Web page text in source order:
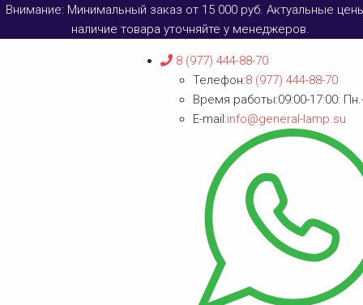
Внимание: Минимальный заказ от 15 000 руб. Актуальные
наличие товара уточняйте у менеджеров.
8 (977) 444-88-70
Телефон:8 (977) 444-88-70
Время работы:09:00-17:00:
E-mail:info@general-lamp.su